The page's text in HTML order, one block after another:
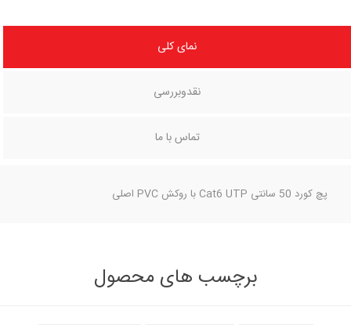
نمای کلی
نقدوبررسی
تماس با ما
پچ کورد 50 سانتی Cat6 UTP با روکش PVC اصلی
برچسب های محصول